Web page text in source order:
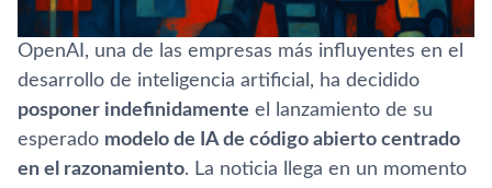
OpenAI, una de las empresas más influyentes en el
desarrollo de inteligencia artificial, ha decidido
posponer indefinidamente el lanzamiento de su
esperado modelo de IA de código abierto centrado
en el razonamiento. La noticia llega en un momento